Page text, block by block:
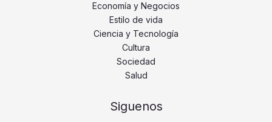
Economía y Negocios
Estilo de vida
Ciencia y Tecnología
Cultura
Sociedad
Salud
Siguenos